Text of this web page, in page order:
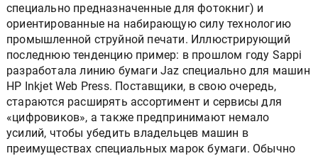
специально предназначенные для фотокниг) и
ориентированные на набирающую силу технологию
промышленной струйной печати. Иллюстрирующий
последнюю тенденцию пример: в прошлом году Sappi
разработала линию бумаги Jaz специально для машин
HP Inkjet Web Press. Поставщики, в свою очередь,
стараются расширять ассортимент и сервисы для
«цифровиков», а также предпринимают немало
усилий, чтобы убедить владельцев машин в
преимуществах специальных марок бумаги. Обычно